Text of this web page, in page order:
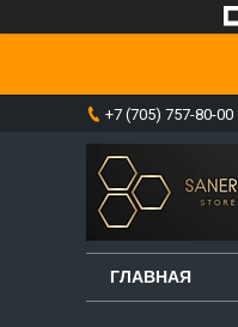
+7 (705) 757-80-00
ГЛАВНАЯ